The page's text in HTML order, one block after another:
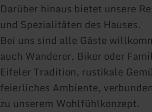
Darüber hinaus bietet unsere
und Spezialitäten des Hauses.
Bei uns sind alle Gäste
auch Wanderer, Biker oder
Eifeler Tradition, rustikale
feierliches Ambiente,
zu unserem Wohlfühlkonzept.